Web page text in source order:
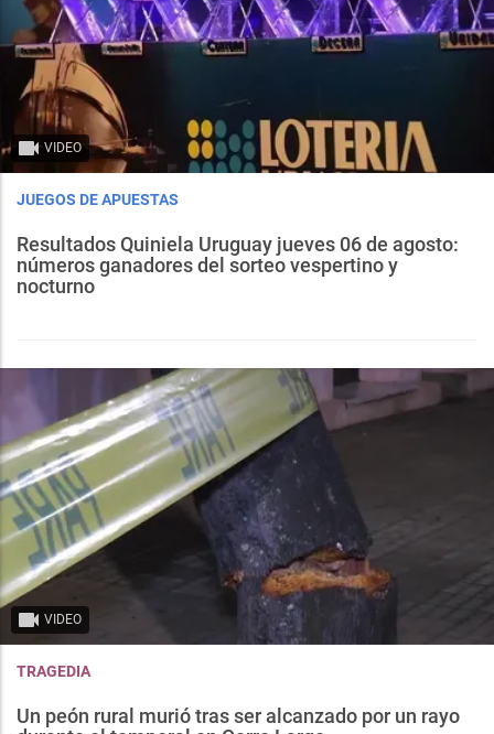
VIDEO
JUEGOS DE APUESTAS
Resultados Quiniela Uruguay jueves 06 de agosto:
números ganadores del sorteo vespertino y
nocturno
VIDEO
TRAGEDIA
Un peón rural murió tras ser alcanzado por un rayo